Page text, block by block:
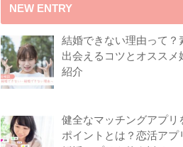
NEW ENTRY
結婚できない理由って？
出会えるコツとオススメ
紹介
健全なマッチングアプリ
ポイントとは？恋活アプ